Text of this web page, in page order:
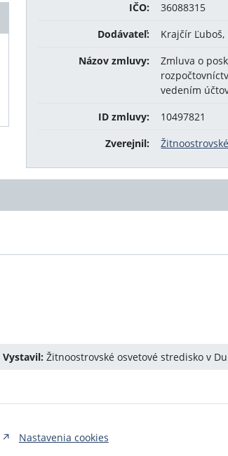
IČO:
36088315
Dodávateľ:
Krajčír Ľuboš,
Názov zmluvy:
Zmluva o
vedením
ID zmluvy:
10497821
Zverejnil:
Vystavil: Žitnoostrovské osvetové stredisko v
Nastavenia cookies